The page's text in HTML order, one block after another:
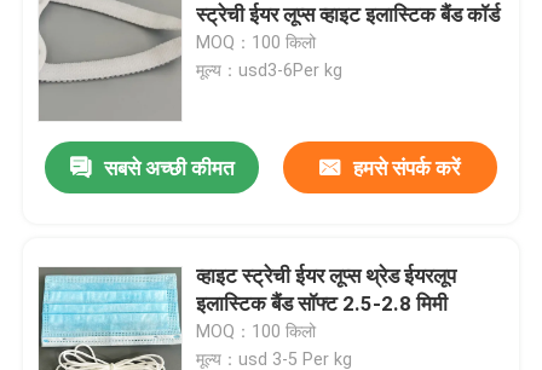
स्ट्रेची ईयर लूप्स व्हाइट इलास्टिक बैंड कॉर्ड
MOQ：100 किलो
मूल्य：usd3-6Per kg
सबसे अच्छी कीमत हमसे संपर्क करें
व्हाइट स्ट्रेची ईयर लूप्स थ्रेड ईयरलूप
इलास्टिक बैंड सॉफ्ट 2.5-2.8 मिमी
MOQ：100 किलो
मूल्य：usd 3-5 Per kg